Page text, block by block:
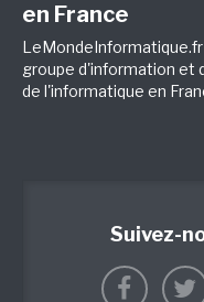
en France
groupe d'information et
de l'informatique en
Suivez-